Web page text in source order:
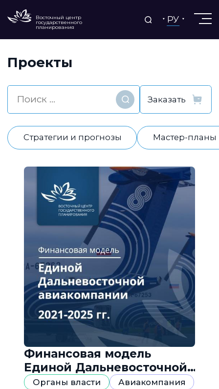
Восточный центр
государственного
планирования
РУ
Проекты
Найти
Стратегии и прогнозы Мастер-планы
Финансовая модель
Единой Дальневосточной
авиакомпании
Органы власти
Авиакомпания